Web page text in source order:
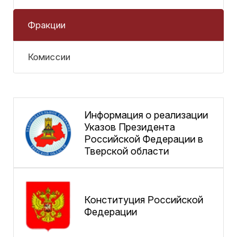
Фракции
Комиссии
Информация о реализации
Указов Президента
Российской Федерации в
Тверской области
Конституция Российской
Федерации